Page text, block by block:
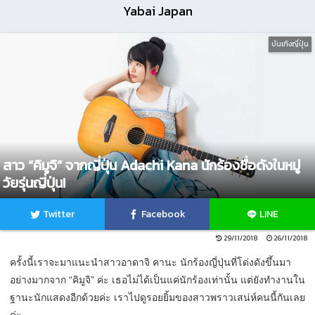
Yabai Japan
สาว “คิมูจิ” จากญี่ปุ่น Adachi Kana นักร้องชื่อดังในหมู่
วัยรุ่นญี่ปุ่น!
บันเทิงญี่ปุ่น
Twitter Facebook LINE
29/11/2018 26/11/2018
ครั้งนี้เราจะมาแนะนำสาวอาดาจิ คานะ นักร้องญี่ปุ่นที่โด่งดังขึ้นมา
อย่างมากจาก “คิมูจิ” ค่ะ เธอไม่ได้เป็นแค่นักร้องเท่านั้น แต่ยังทำงานใน
ฐานะนักแสดงอีกด้วยค่ะ เราไปดูรอยยิ้มของสาวพราวเสน่ห์คนนี้กันเลย